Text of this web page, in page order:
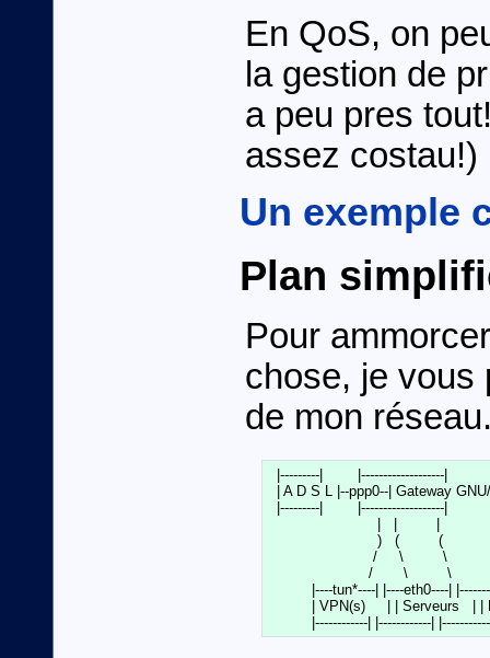
En QoS, on
la gestion de
a peu pres
assez costau!)
Un exemple
Plan
Pour
chose, je vous
de mon
  |---------|        |-------------------|
| A D S L |--ppp0--| Gateway
  |---------|        |-------------------|
                         )   (         (
                        /     \         \
                       /       \         \
|----tun*----| |----eth0----|
| VPN(s)     | | Serveurs